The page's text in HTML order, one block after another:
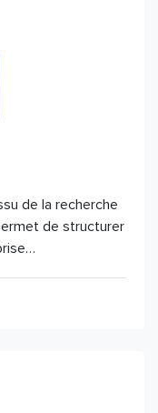
de la recherche
de structurer